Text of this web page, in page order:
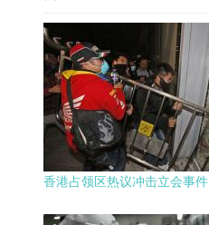
香港占领区热议冲击立会事件